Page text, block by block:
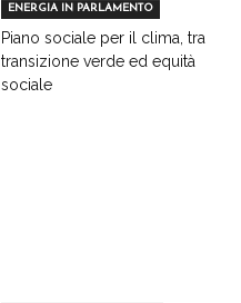
ENERGIA IN PARLAMENTO
Piano sociale per il clima, tra
transizione verde ed equità
sociale